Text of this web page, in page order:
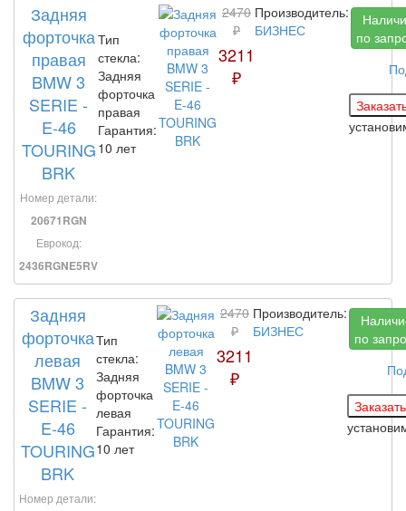
Задняя
форточка
правая
BMW 3
SERIE -
E-46
TOURING
BRK
Номер детали:
20671RGN
Еврокод:
2436RGNE5RV
Тип
стекла:
Задняя
форточка
правая
Гарантия:
10 лет
2470
₽
3211
₽
Производитель:
БИЗНЕС
по
Задняя
форточка
левая
BMW 3
SERIE -
E-46
TOURING
BRK
Номер детали:
Тип
стекла:
Задняя
форточка
левая
Гарантия:
10 лет
2470
₽
3211
₽
Производитель:
БИЗНЕС
по